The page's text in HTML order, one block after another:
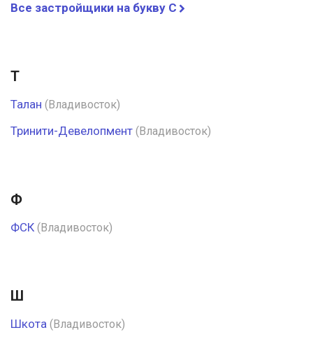
Все застройщики на букву С
Т
Талан (Владивосток)
Тринити-Девелопмент (Владивосток)
Ф
ФСК (Владивосток)
Ш
Шкота (Владивосток)